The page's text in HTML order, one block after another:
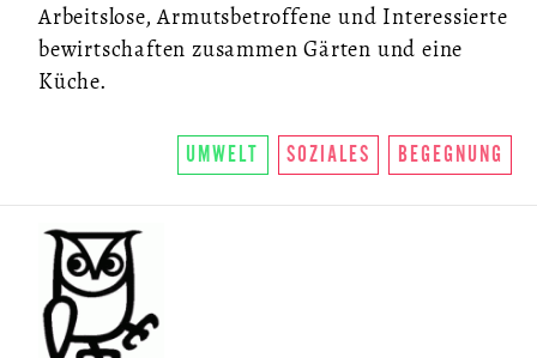
Arbeitslose, Armutsbetroffene und Interessierte
bewirtschaften zusammen Gärten und eine
Küche.
UMWELT SOZIALES BEGEGNUNG